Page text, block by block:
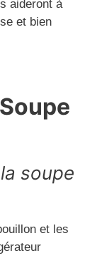
aideront à
et bien
soupe
et les